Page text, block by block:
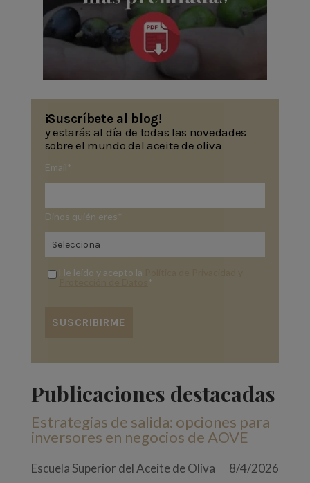
¡Suscríbete al blog!
y estarás al día de todas las novedades
sobre el mundo del aceite de oliva
Email *
Dinos quién eres *
He leído y acepto la
*
Publicaciones destacadas
Estrategias de salida: opciones para
inversores en negocios de AOVE
Escuela Superior del Aceite de Oliva 8/4/2026